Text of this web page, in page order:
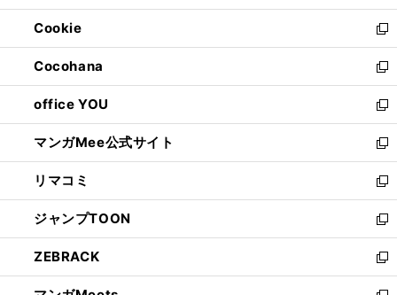
開
く
ウ
で
開
く
ン
ド
ウ
で
開
く
ウ
ィ
ン
ド
ウ
で
開
く
Cookie
新
し
い
ウ
ィ
ン
ド
ウ
で
開
く
Cocohana
新
し
い
ウ
ィ
ン
ド
ウ
で
開
く
office YOU
新
し
い
ウ
ィ
ン
ド
ウ
で
開
マンガMee公式サイト
新
し
い
ウ
ィ
ン
ド
ウ
リマコミ
新
し
い
ウ
ィ
ン
ジャンプTOON
新
し
い
ウ
ZEBRACK
新
し